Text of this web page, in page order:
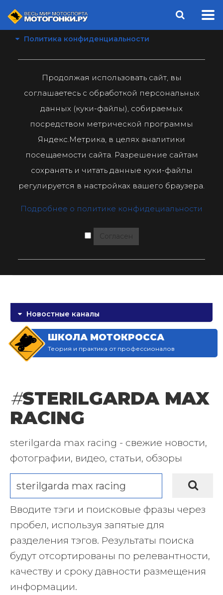
Политика конфиденциальности
Продолжая использовать сайт, вы
соглашаетесь с обработкой персональных
данных (куки-файлы), собираемых
посредством метрической программы
Яндекс.Метрика, в целях аналитики
посещаемости сайта. Разрешение сайтам
сохранять и читать данные куки-файлы
регулируется в настройках вашего браузера.
Подробнее о политике конфидециальности
Согласен
Новостные каналы
ШКОЛА МОТОКРОССА
Теория и практика от профессионалов
#STERILGARDA MAX
RACING
sterilgarda max racing - свежие новости,
фотографии, видео, статьи, обзоры
Вводите тэги и поисковые фразы через
пробел, используя запятые для
разделения тэгов. Результаты поиска
будут отсортированы по релевантности,
качеству и сроку давности размещения
информации.